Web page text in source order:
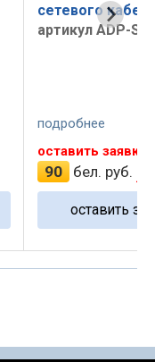
кабеля, ORG
артикул ADP-
подробнее
оставить заявку
90 бел. руб.
оставить